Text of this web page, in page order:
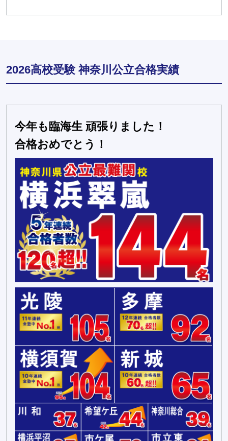
2026高校受験 神奈川公立合格実績
今年も臨海生 頑張りました！
合格おめでとう！